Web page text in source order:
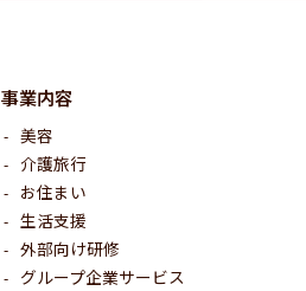
事業内容
美容
介護旅行
お住まい
生活支援
外部向け研修
グループ企業サービス